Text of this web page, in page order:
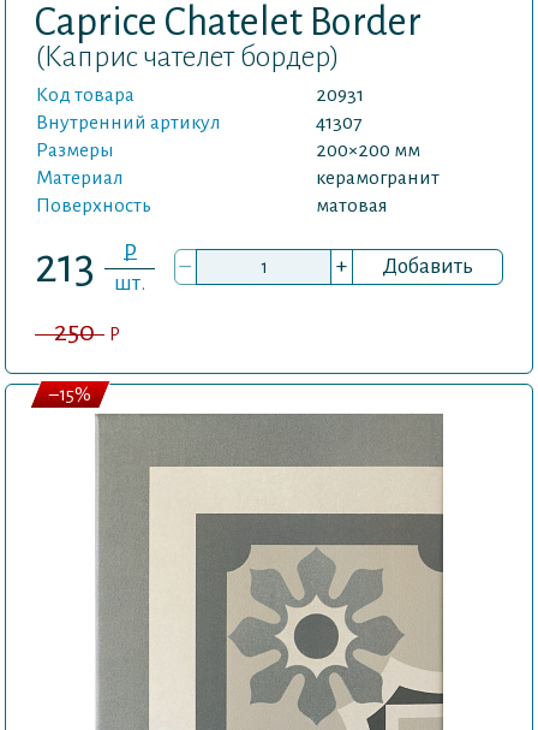
Caprice Chatelet Border
(Каприс чателет бордер)
Код товара
20931
Внутренний артикул
41307
Размеры
200×200 мм
Материал
керамогранит
Поверхность
матовая
213 P
шт.
– + Добавить
250 P
–15%